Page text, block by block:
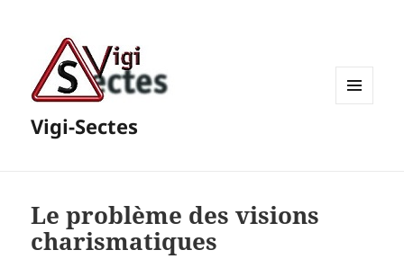
Vigi-Sectes
Le problème des visions
charismatiques